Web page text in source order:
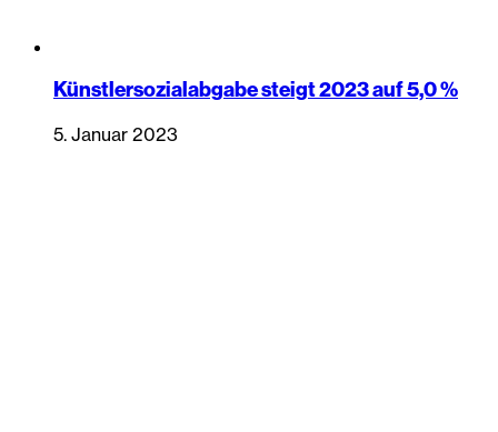
Künstlersozialabgabe steigt 2023 auf 5,0 %
5. Januar 2023